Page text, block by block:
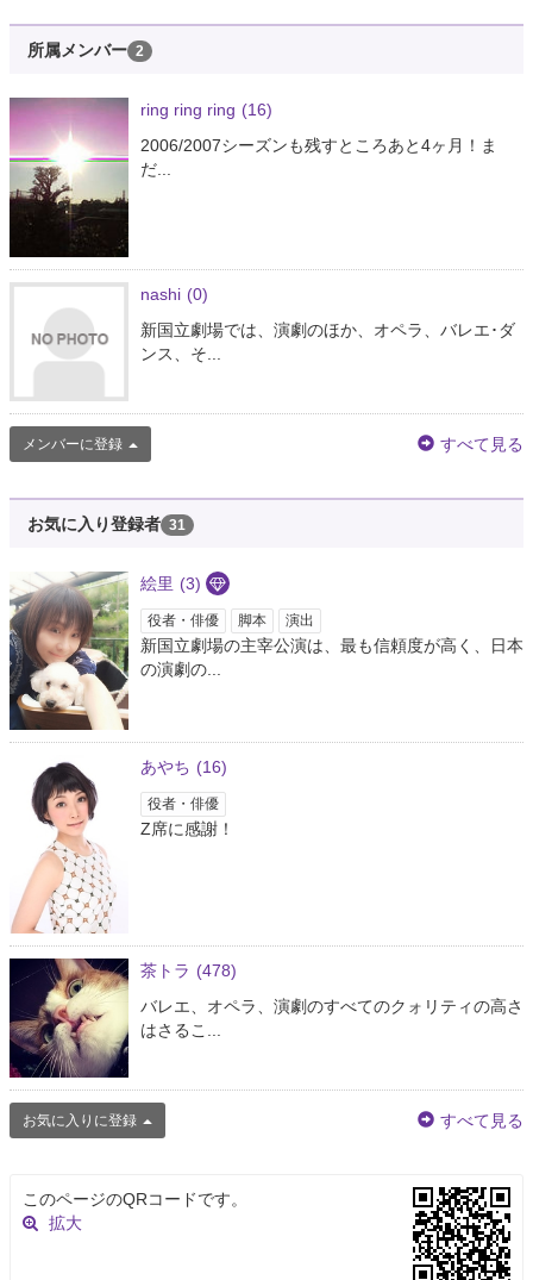
所属メンバー 2
ring ring ring (16)
2006/2007シーズンも残すところあと4ヶ月！ま
だ...
nashi (0)
新国立劇場では、演劇のほか、オペラ、バレエ･ダ
ンス、そ...
メンバーに登録 すべて見る
お気に入り登録者 31
絵里 (3)
役者・俳優 脚本 演出
新国立劇場の主宰公演は、最も信頼度が高く、日本
の演劇の...
あやち (16)
役者・俳優
Z席に感謝！
茶トラ (478)
バレエ、オペラ、演劇のすべてのクォリティの高さ
はさるこ...
お気に入りに登録 すべて見る
このページのQRコードです。
拡大